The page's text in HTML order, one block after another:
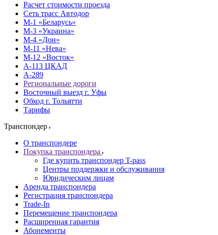
Расчет стоимости проезда
Сеть трасс Автодор
М-1 «Беларусь»
М-3 «Украина»
М-4 «Дон»
М-11 «Нева»
М-12 «Восток»
А-113 ЦКАД
А-289
Региональные дороги
Восточный выезд г. Уфы
Обход г. Тольятти
Тарифы
Транспондер
О транспондере
Покупка транспондера
Где купить транспондер T-pass
Центры поддержки и обслуживания
Юридическим лицам
Аренда транспондера
Регистрация транспондера
Trade-In
Перемещение транспондера
Расширенная гарантия
Абонементы